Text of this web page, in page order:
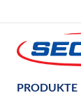
PRODUKTE